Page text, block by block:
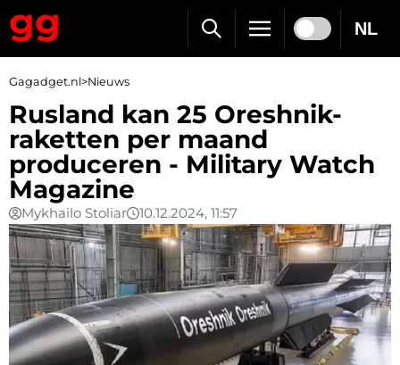
NL
Gagadget.nl>Nieuws
Rusland kan 25 Oreshnik-
raketten per maand
produceren - Military Watch
Magazine
Mykhailo Stoliar 10.12.2024, 11:57